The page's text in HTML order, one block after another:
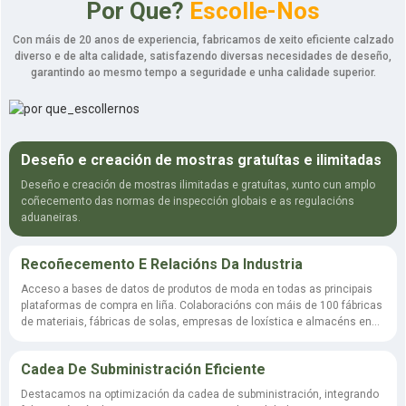
Por Que? Escolle-Nos
Con máis de 20 anos de experiencia, fabricamos de xeito eficiente calzado
diverso e de alta calidade, satisfazendo diversas necesidades de deseño,
garantindo ao mesmo tempo a seguridade e unha calidade superior.
Deseño e creación de mostras gratuítas e ilimitadas
Deseño e creación de mostras ilimitadas e gratuítas, xunto cun amplo
coñecemento das normas de inspección globais e as regulacións
aduaneiras.
Recoñecemento E Relacións Da Industria
Acceso a bases de datos de produtos de moda en todas as principais
plataformas de compra en liña. Colaboracións con máis de 100 fábricas
de materiais, fábricas de solas, empresas de loxística e almacéns en
Cadea De Subministración Eficiente
Destacamos na optimización da cadea de subministración, integrando